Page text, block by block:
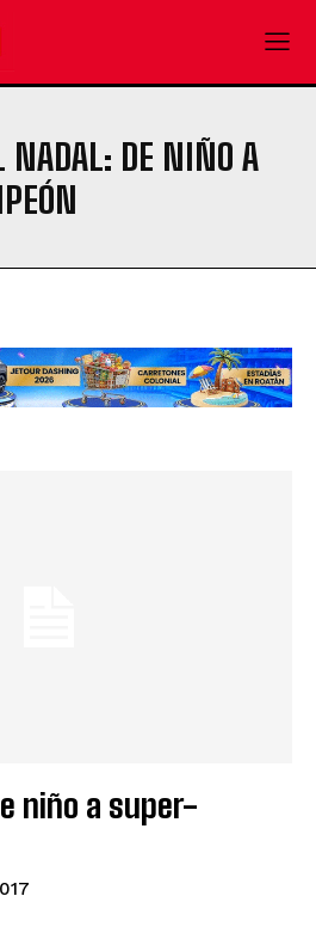
NADAL: DE NIÑO A
niño a super-